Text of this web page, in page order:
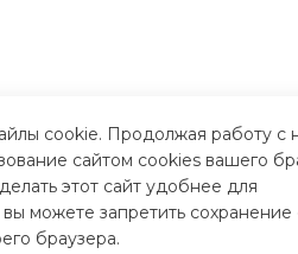
cookie. Продолжая работу с
сайтом cookies вашего
этот сайт удобнее для
можете запретить
браузера.